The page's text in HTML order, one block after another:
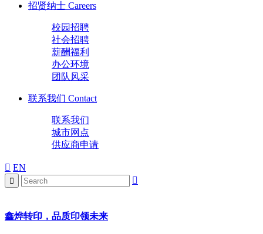
招贤纳士 Careers
校园招聘
社会招聘
薪酬福利
办公环境
团队风采
联系我们 Contact
联系我们
城市网点
供应商申请
EN
鑫烨转印，品质印领未来